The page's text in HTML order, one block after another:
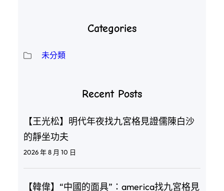
Categories
未分類
Recent Posts
【王光松】明代年夜找九宮格見證儒陳白沙
的靜坐功夫
2026 年 8 月 10 日
【韓偉】“中國的面具”：america找九宮格見